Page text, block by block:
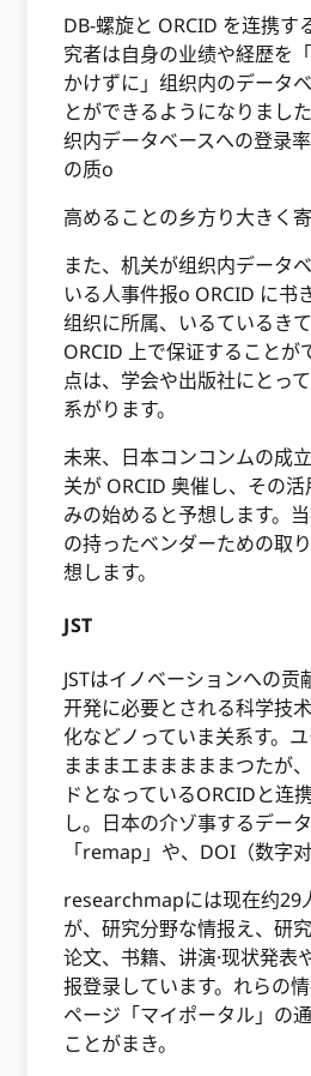
DB-螺旋と ORCID を连携す
究者は自身の业绩や経歴を
かけずに」组织内のデータ
とができるようになりまし
织内データベースへの登录
の质o
高めることの乡方り大きく寄
また、机关が组织内データ
いる人事件报o ORCID に书
组织に所属、いるているき
ORCID 上で保证することが
点は、学会や出版社にとっ
系がります。
未来、日本コンコンムの成
关が ORCID 奥催し、その
みの始めると予想します。
の持ったベンダーための取
想します。
JST
JSTはイノベーションへの
开発に必要とされる科学技
化などノっていま关系す。
まままエまままままつたが
ドとなっているORCIDと连
し。日本の介ゾ事するデー
「remap」や、DOI（数字
researchmapには现在约29
が、研究分野な情报え、研
论文、书籍、讲演·现状発表
报登录しています。れらの
ページ「マイポータル」の
ことがまき。